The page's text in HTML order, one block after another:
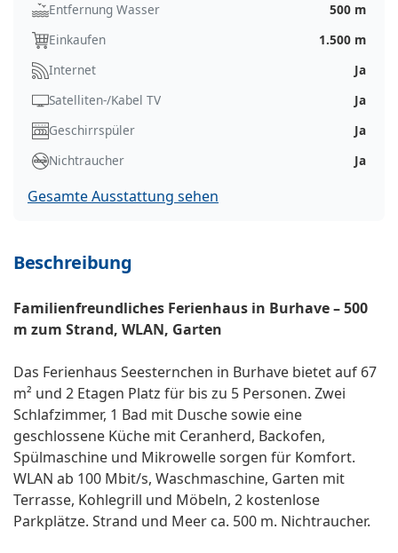
Entfernung Wasser
500 m
Einkaufen
1.500 m
Internet
Ja
Satelliten-/Kabel TV
Ja
Geschirrspüler
Ja
Nichtraucher
Ja
Gesamte Ausstattung sehen
Beschreibung
Familienfreundliches Ferienhaus in Burhave – 500
m zum Strand, WLAN, Garten
Das Ferienhaus Seesternchen in Burhave bietet auf 67
m² und 2 Etagen Platz für bis zu 5 Personen. Zwei
Schlafzimmer, 1 Bad mit Dusche sowie eine
geschlossene Küche mit Ceranherd, Backofen,
Spülmaschine und Mikrowelle sorgen für Komfort.
WLAN ab 100 Mbit/s, Waschmaschine, Garten mit
Terrasse, Kohlegrill und Möbeln, 2 kostenlose
Parkplätze. Strand und Meer ca. 500 m. Nichtraucher.